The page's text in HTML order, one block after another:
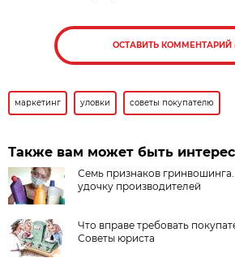
ОСТАВИТЬ КОММЕНТАРИЙ
маркетинг уловки советы покупателю
Также вам может быть
Семь признаков гринвошинга.
удочку производителей
Что вправе требовать
Советы юриста